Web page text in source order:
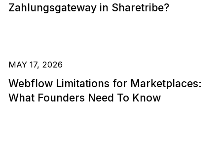
Zahlungsgateway in Sharetribe?
MAY 17, 2026
Webflow Limitations for Marketplaces:
What Founders Need To Know